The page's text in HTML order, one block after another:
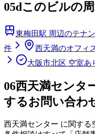
05dこのビルの
東梅田駅 周辺のテナ
件
西天満のオフィ
大阪市北区 空室あ
06西天満センタ
するお問い合わ
西天満センター に関する